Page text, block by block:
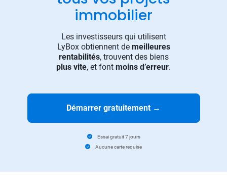
immobilier
Les investisseurs qui utilisent
LyBox obtiennent de meilleures
rentabilités, trouvent des biens
plus vite, et font moins d’erreur.
Démarrer gratuitement →
Essai gratuit 7 jours
Aucune carte requise